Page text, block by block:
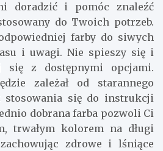
doradzić i pomóc znaleźć
do Twoich potrzeb.
farby do siwych
i uwagi. Nie spieszy się i
się z dostępnymi opcjami.
zależał od starannego
stosowania się do instrukcji
dobrana farba pozwoli Ci
trwałym kolorem na długi
zdrowe i lśniące